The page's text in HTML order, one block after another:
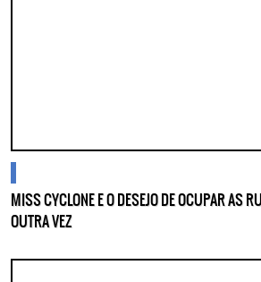
MISS CYCLONE E O DESEJO DE OCUPAR AS
OUTRA VEZ